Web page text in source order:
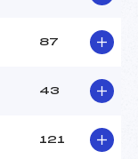
87
43
121